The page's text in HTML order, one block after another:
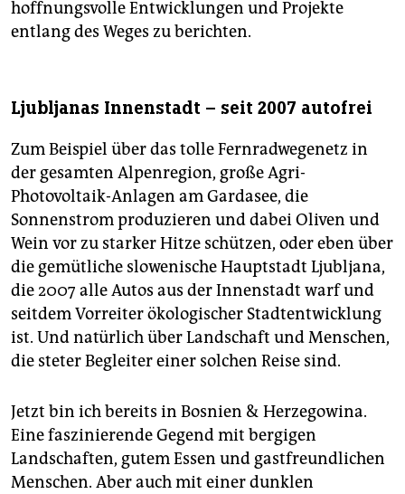
hoffnungsvolle Entwicklungen und Projekte
entlang des Weges zu berichten.
Ljubljanas Innenstadt – seit 2007 autofrei
Zum Beispiel über das tolle Fernradwegenetz in
der gesamten Alpenregion, große Agri-
Photovoltaik-Anlagen am Gardasee, die
Sonnenstrom produzieren und dabei Oliven und
Wein vor zu starker Hitze schützen, oder eben über
die gemütliche slowenische Hauptstadt Ljubljana,
die 2007 alle Autos aus der Innenstadt warf und
seitdem Vorreiter ökologischer Stadtentwicklung
ist. Und natürlich über Landschaft und Menschen,
die steter Begleiter einer solchen Reise sind.
Jetzt bin ich bereits in Bosnien & Herzegowina.
Eine faszinierende Gegend mit bergigen
Landschaften, gutem Essen und gastfreundlichen
Menschen. Aber auch mit einer dunklen